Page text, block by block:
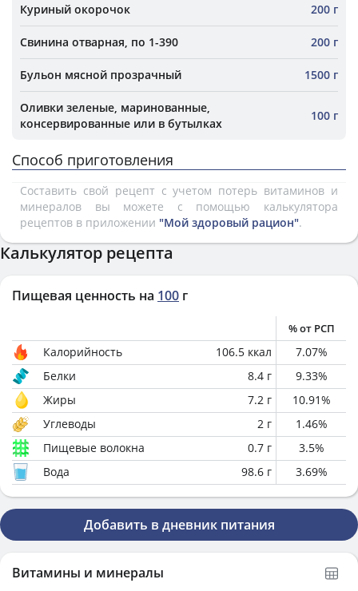
Куриный окорочок 200 г
Свинина отварная, по 1-390 200 г
Бульон мясной прозрачный 1500 г
Оливки зеленые, маринованные,
консервированные или в бутылках
100 г
Способ приготовления
Составить свой рецепт с учетом потерь витаминов и
минералов вы можете с помощью калькулятора
рецептов в приложении "Мой здоровый рацион".
Калькулятор рецепта
Пищевая ценность на 100 г
% от РСП
Калорийность 106.5 ккал 7.07%
Белки
8.4 г 9.33%
Жиры
7.2 г 10.91%
Углеводы
2 г 1.46%
Пищевые волокна
0.7 г 3.5%
Вода
98.6 г 3.69%
Добавить в дневник питания
Витамины и минералы